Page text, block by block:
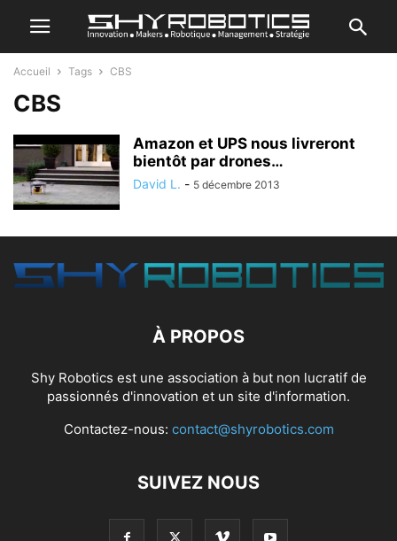
Accueil Tags CBS
CBS
Amazon et UPS nous livreront
bientôt par drones…
David L. - 5 décembre 2013
À PROPOS
Shy Robotics est une association à but non lucratif de
passionnés d'innovation et un site d'information.
Contactez-nous: contact@shyrobotics.com
SUIVEZ NOUS